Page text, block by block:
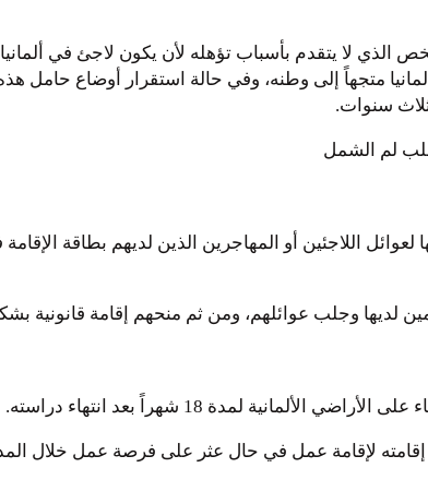
الذي لا يتقدم بأسباب تؤهله لأن يكون لاجئ في ألمانيا
متجهاً إلى وطنه، وفي حالة استقرار أوضاع حامل
سنوات.
طلب لم الشمل
اللاجئين أو المهاجرين الذين لديهم بطاقة
لديها وجلب عوائلهم، ومن ثم منحهم إقامة قانونية
لمدة 18 شهراً بعد انتهاء دراسته.
لإقامة عمل في حال عثر على فرصة عمل خلال